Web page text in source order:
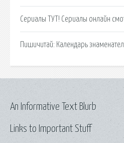
Сериалы ТУТ! Сериалы онлайн
Пишичитай: Календарь
Links to Important Stuff
An Informative Text Blurb